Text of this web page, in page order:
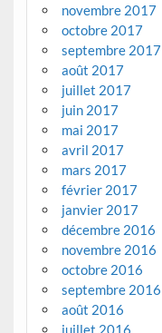
novembre 2017
octobre 2017
septembre 2017
août 2017
juillet 2017
juin 2017
mai 2017
avril 2017
mars 2017
février 2017
janvier 2017
décembre 2016
novembre 2016
octobre 2016
septembre 2016
août 2016
juillet 2016